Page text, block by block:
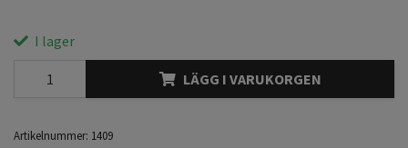
I lager
LÄGG I VARUKORGEN
Artikelnummer: 1409